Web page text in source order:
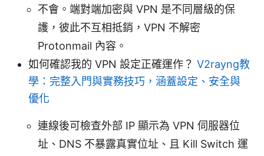
不會。端對端加密與 VPN 是不同層級的保
護，彼此不互相抵銷，VPN 不解密
Protonmail 內容。
如何確認我的 VPN 設定正確運作？ V2rayng教
學：完整入門與實務技巧，涵蓋設定、安全與
優化
連線後可檢查外部 IP 顯示為 VPN 伺服器位
址、DNS 不暴露真實位址、且 Kill Switch 運